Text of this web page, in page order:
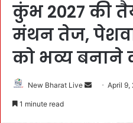
कुंभ 2027 की
मंथन तेज,
को भव्य बनाने
New Bharat Live April 9,
1 minute read